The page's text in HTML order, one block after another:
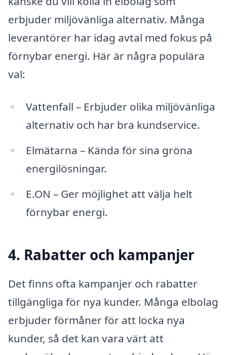
erbjuder miljövänliga alternativ. Många
leverantörer har idag avtal med fokus på
förnybar energi. Här är några populära
val:
Vattenfall – Erbjuder olika miljövänliga
alternativ och har bra kundservice.
Elmätarna – Kända för sina gröna
energilösningar.
E.ON – Ger möjlighet att välja helt
förnybar energi.
4. Rabatter och kampanjer
Det finns ofta kampanjer och rabatter
tillgängliga för nya kunder. Många elbolag
erbjuder förmåner för att locka nya
kunder, så det kan vara värt att